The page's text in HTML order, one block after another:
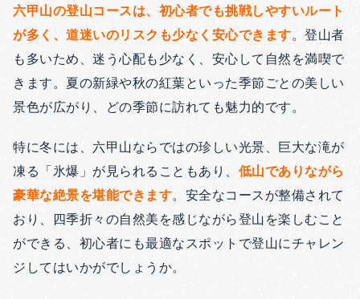
六甲山の登山コースは、初心者でも挑戦しやすいルート
が多く、道迷いのリスクも少なく安心できます。登山者
も多いため、迷う心配も少なく、安心して自然を満喫で
きます。夏の新緑や秋の紅葉といった季節ごとの美しい
景色が広がり、どの季節に訪れても魅力的です。
特に冬には、六甲山ならではの珍しい光景、巨大な滝が
凍る「氷爆」が見られることもあり、 低山でありながら
豪華な絶景を堪能できます。安全なコースが整備されて
おり、四季折々の自然美を感じながら登山を楽しむこと
ができる、初心者にも最適なスポットで登山にチャレン
ジしてはいかがでしょうか。